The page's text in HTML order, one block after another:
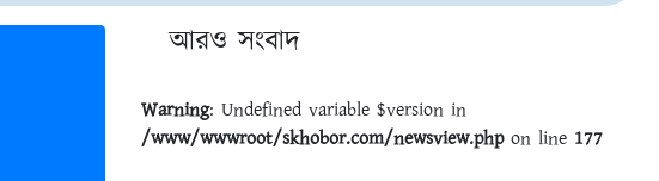
আরও সংবাদ
Warning: Undefined variable $version in
/www/wwwroot/skhobor.com/newsview.phpon line 177